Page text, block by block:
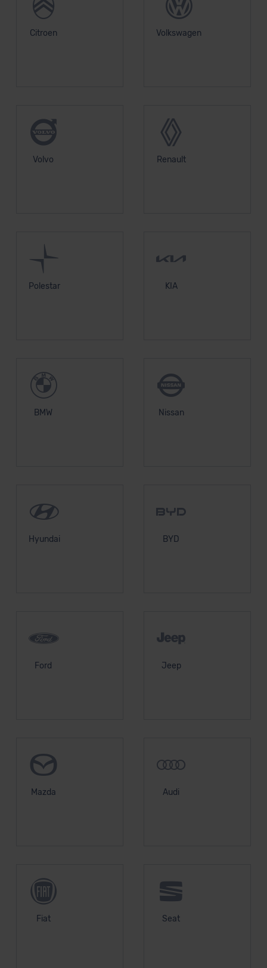
Citroen Volkswagen
Volvo Renault
Polestar KIA
BMW Nissan
Hyundai BYD
Ford Jeep
Mazda Audi
Fiat Seat